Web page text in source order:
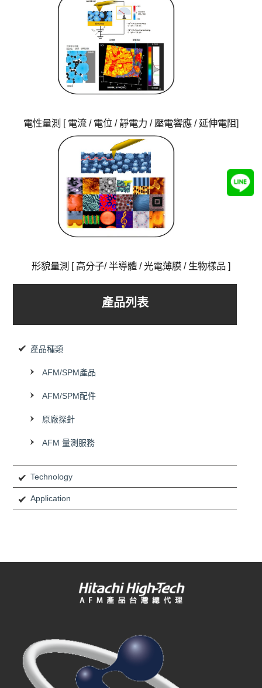
電性量測 [ 電流 / 電位 / 靜電力 / 壓電響應 / 延伸電阻]
形貌量測 [ 高分子/ 半導體 / 光電薄膜 / 生物樣品 ]
產品列表
產品種類
AFM/SPM產品
AFM/SPM配件
原廠探針
AFM 量測服務
Technology
Application